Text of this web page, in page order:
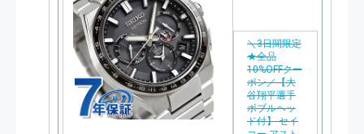
＼3日間限定
★全品
10%OFFクー
ポン／【大
谷翔平選手
ボブルヘッ
ド付】 セイ